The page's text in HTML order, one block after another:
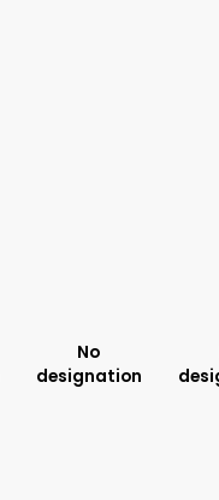
No
designation